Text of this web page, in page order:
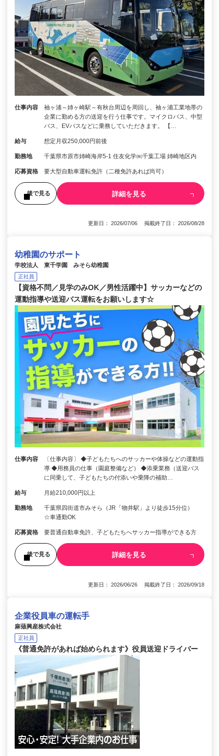
仕事内容
袖ヶ浦～姉ヶ崎駅～有秋台周辺を周回し、袖ヶ浦工業地帯の
企業に勤める方の送迎を行う仕事です。マイクロバス、中型
バス、EVバスなどに乗務していただきます。 【…
給与 想定月収250,000円前後
勤務地 千葉県市原市姉崎海岸5-1 住友化学㈱千葉工場 姉崎地区内
応募資格 要大型自動車運転免許（二種免許あれば尚可）
後で見る 詳細を見る
更新日： 2026/07/06 掲載終了日： 2026/08/28
幼稚園のサポート
学校法人 東千学園 みそら幼稚園
正社員
【資格不問／見学のみOK／男性活躍中】サッカーなどの
運動指導や送迎バス運転をお願いします☆
仕事内容
〔仕事内容〕 ◆子どもたちへのサッカーや体操などの運動指
導 ◆用務員の仕事（園庭整備など） ◆添乗業務（送迎バス
に同乗して、子どもたちの付添いや乗降の補助…
給与 月給210,000円以上
勤務地
千葉県四街道市みそら（JR「物井駅」より徒歩15分位）
☆車通勤OK
応募資格 要普通自動車免許、子どもたちへサッカー指導ができる方
後で見る 詳細を見る
更新日： 2026/06/26 掲載終了日： 2026/09/18
企業役員車の運転手
麻薙興産株式会社
正社員
《普通免許があれば始められます》役員送迎ドライバー